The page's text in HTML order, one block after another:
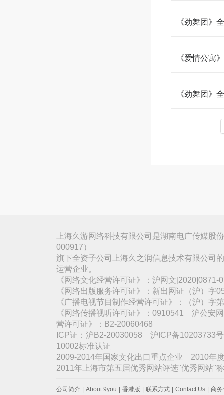
《劲舞团》
《爱情公寓
《劲舞团》
上海久游网络科技有限公司是湖南电广传媒股
000917）
旗下全资子公司上海久之润信息技术有限公司
运营企业。
《网络文化经营许可证》：沪网文
《网络出版服务许可证》：新出网证（沪）字
《广播电视节目制作经营许可证》：（沪）字
《网络传播视听许可证》：0910541 沪公安
营许可证》：B2-20060468
ICP证：沪B2-20030058 沪ICP备10203733
10002标准认证
2009-2014年国家文化出口重点企业 2010年
2011年上海市第五届优秀网站评选"优秀网站
公司简介 About 9you 香港版 联系方式 Contact Us 商